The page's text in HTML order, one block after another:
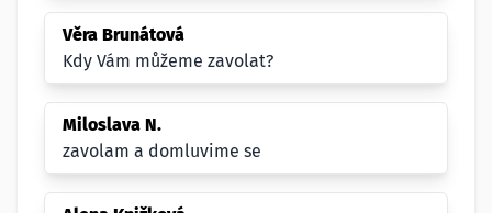
Věra Brunátová
Kdy Vám můžeme zavolat?
Miloslava N.
zavolam a domluvime se